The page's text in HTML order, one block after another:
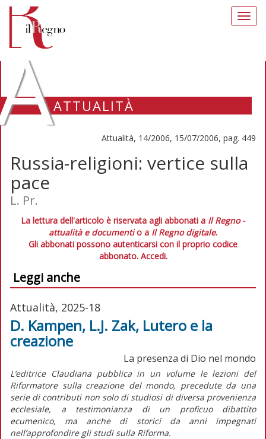
ATTUALITÀ
Attualità, 14/2006, 15/07/2006, pag. 449
Russia-religioni: vertice sulla
pace
L. Pr.
La lettura dell'articolo è riservata agli abbonati a Il Regno -
attualità e documentio a Il Regno digitale.
Gli abbonati possono autenticarsi con il proprio codice
abbonato. Accedi.
Leggi anche
Attualità, 2025-18
D. Kampen, L.J. Zak, Lutero e la
creazione
La presenza di Dio nel mondo
L’editrice Claudiana pubblica in un volume le lezioni del
Riformatore sulla creazione del mondo, precedute da una
serie di contributi non solo di studiosi di diversa provenienza
ecclesiale, a testimonianza di un proficuo dibattito
ecumenico, ma anche di storici da anni impegnati
nell’approfondire gli studi sulla Riforma.